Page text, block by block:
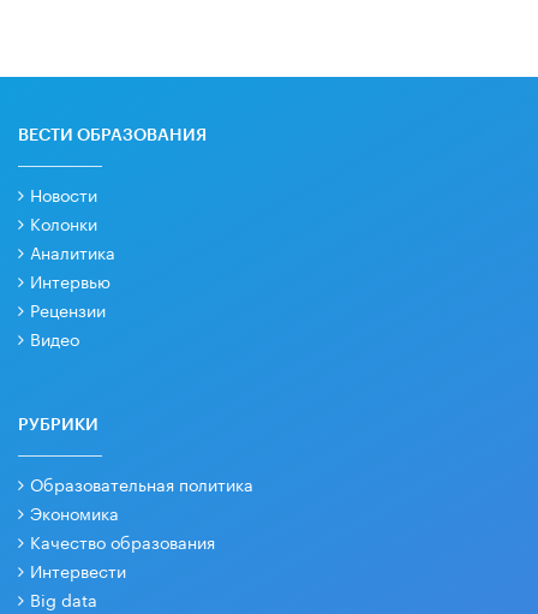
ВЕСТИ ОБРАЗОВАНИЯ
Новости
Колонки
Аналитика
Интервью
Рецензии
Видео
РУБРИКИ
Образовательная политика
Экономика
Качество образования
Интервести
Big data